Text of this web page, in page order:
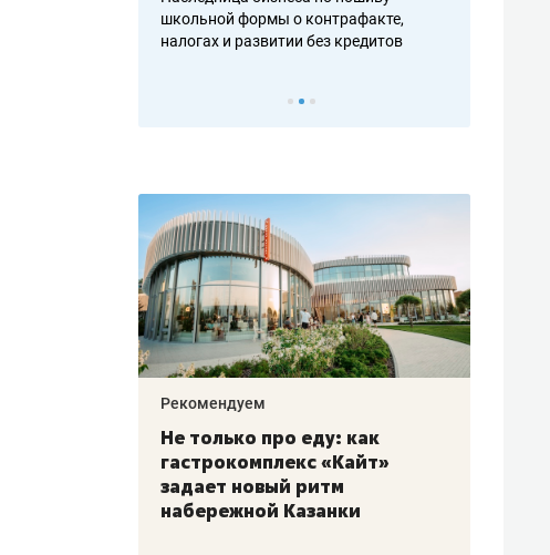
запросах мастеров
школьной формы о контрафакте,
налогах и развитии без кредитов
Рекомендуем
Не только про еду: как
гастрокомплекс «Кайт»
задает новый ритм
набережной Казанки